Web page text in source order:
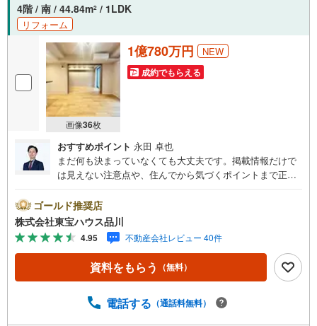
4階 / 南 / 44.84m2 / 1LDK
リフォーム
画像36枚
1億780万円 NEW
成約でもらえる
おすすめポイント 永田 卓也
まだ何も決まっていなくても大丈夫です。掲載情報だけで
は見えない注意点や、住んでから気づくポイントまで正直
とも包み隠さずお伝えし、「納得して選ぶ」ためのサポー
トを大切にしています。現地でしか分からないリアルな情
報も含めて、一緒に後悔しない住まい探しを進めていきま
しょう。まずはお気軽にご相談ください。【Yahoo！ 不動
産キャンペーン対象店舗】当店で物件を成約するとPayPay
ボーナスライトがもらえる「Yahoo！ 不動産 物件ご成約キ
予約をする」ボタンからお問い合わせください。※必ずYah
ゴールド推奨店
株式会社東宝ハウス品川
4.95 不動産会社レビュー 40件
資料をもらう （無料）
電話する （通話料無料）